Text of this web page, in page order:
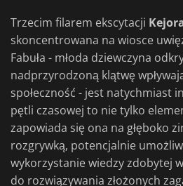
Trzecim filarem ekscytacji
skoncentrowana na wiosce
Fabuła - młoda dziewczyna
nadprzyrodzoną klątwę
społeczność - jest natychmiast
pętli czasowej to nie tylko
zapowiada się ona na głęboko
rozgrywką, potencjalnie
wykorzystanie wiedzy zdobytej
do rozwiązywania złożonych